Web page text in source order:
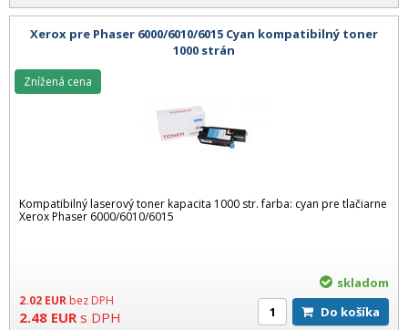
Xerox pre Phaser 6000/6010/6015 Cyan kompatibilný toner
1000 strán
Kompatibilný laserový toner kapacita 1000 str. farba: cyan pre tlačiarne
Xerox Phaser 6000/6010/6015
2.02 EUR bez DPH
2.48 EUR s DPH
Znížená cena
skladom
Do košíka